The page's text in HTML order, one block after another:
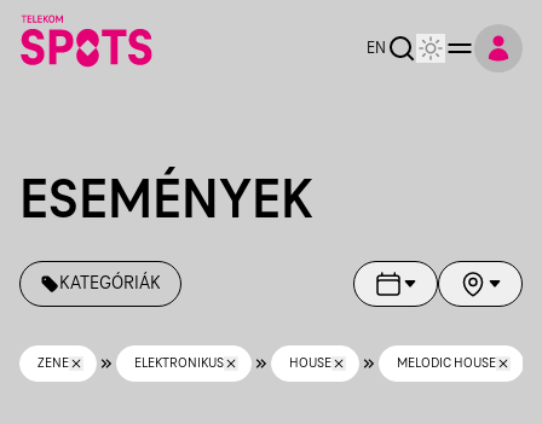
EN
ESEMÉNYEK
KATEGÓRIÁK
ZENE ELEKTRONIKUS HOUSE MELODIC HOUSE
Telekom Spots